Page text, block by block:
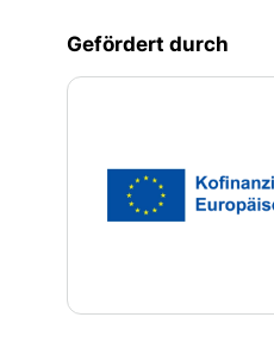
Gefördert durch